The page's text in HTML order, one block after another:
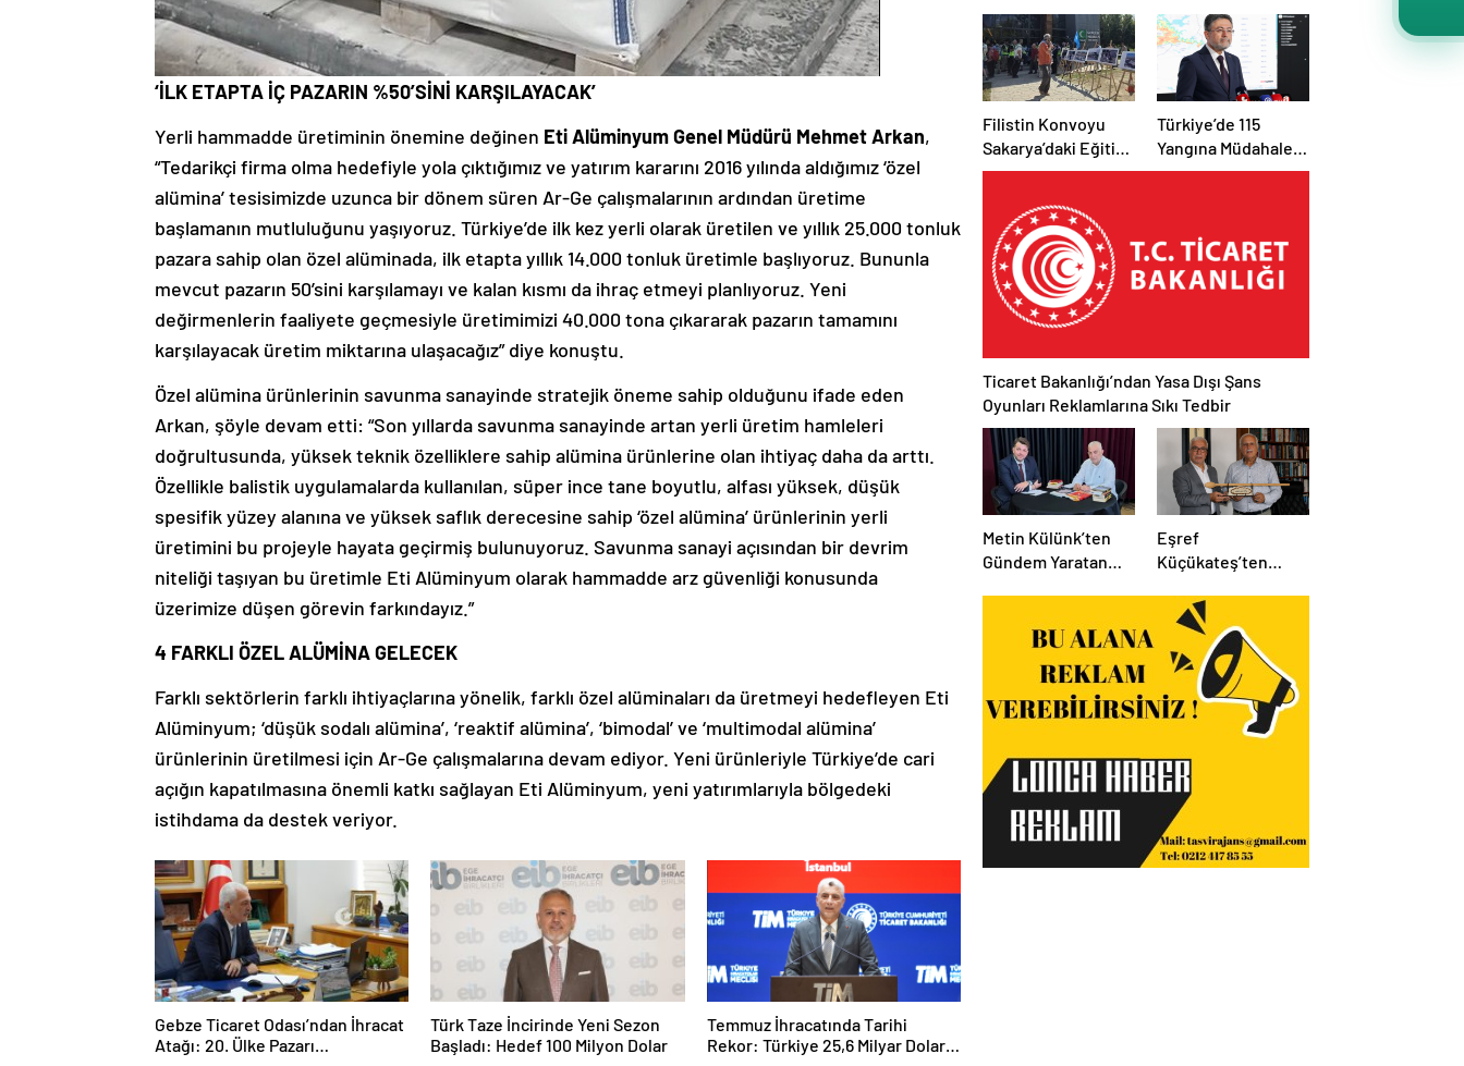
‘İLK ETAPTA İÇ PAZARIN %50’SİNİ KARŞILAYACAK’
Yerli hammadde üretiminin önemine değinen Eti Alüminyum Genel Müdürü Mehmet Arkan,
“Tedarikçi firma olma hedefiyle yola çıktığımız ve yatırım kararını 2016 yılında aldığımız ‘özel
alümina’ tesisimizde uzunca bir dönem süren Ar-Ge çalışmalarının ardından üretime
başlamanın mutluluğunu yaşıyoruz. Türkiye’de ilk kez yerli olarak üretilen ve yıllık 25.000 tonluk
pazara sahip olan özel alüminada, ilk etapta yıllık 14.000 tonluk üretimle başlıyoruz. Bununla
mevcut pazarın 50’sini karşılamayı ve kalan kısmı da ihraç etmeyi planlıyoruz. Yeni
değirmenlerin faaliyete geçmesiyle üretimimizi 40.000 tona çıkararak pazarın tamamını
karşılayacak üretim miktarına ulaşacağız” diye konuştu.
Özel alümina ürünlerinin savunma sanayinde stratejik öneme sahip olduğunu ifade eden
Arkan, şöyle devam etti: “Son yıllarda savunma sanayinde artan yerli üretim hamleleri
doğrultusunda, yüksek teknik özelliklere sahip alümina ürünlerine olan ihtiyaç daha da arttı.
Özellikle balistik uygulamalarda kullanılan, süper ince tane boyutlu, alfası yüksek, düşük
spesifik yüzey alanına ve yüksek saflık derecesine sahip ‘özel alümina’ ürünlerinin yerli
üretimini bu projeyle hayata geçirmiş bulunuyoruz. Savunma sanayi açısından bir devrim
niteliği taşıyan bu üretimle Eti Alüminyum olarak hammadde arz güvenliği konusunda
üzerimize düşen görevin farkındayız.”
4 FARKLI ÖZEL ALÜMİNA GELECEK
Farklı sektörlerin farklı ihtiyaçlarına yönelik, farklı özel alüminaları da üretmeyi hedefleyen Eti
Alüminyum; ‘düşük sodalı alümina’, ‘reaktif alümina’, ‘bimodal’ ve ‘multimodal alümina’
ürünlerinin üretilmesi için Ar-Ge çalışmalarına devam ediyor. Yeni ürünleriyle Türkiye’de cari
açığın kapatılmasına önemli katkı sağlayan Eti Alüminyum, yeni yatırımlarıyla bölgedeki
istihdama da destek veriyor.
Gebze Ticaret Odası’ndan İhracat
Atağı: 20. Ülke Pazarı
Türk Taze İncirinde Yeni Sezon
Başladı: Hedef 100 Milyon Dolar
Temmuz İhracatında Tarihi
Rekor: Türkiye 25,6 Milyar Dolarla
Filistin Konvoyu
Sakarya’daki Eğitim
Kampını
Etabı Başlıyor
Türkiye’de 115
Yangına Müdahale
Edildi: 110’u Kontrol
Ticaret Bakanlığı’ndan Yasa Dışı Şans
Oyunları Reklamlarına Sıkı Tedbir
Metin Külünk’ten
Gündem Yaratan
Siyasete İlişkin
Mesajlar
Eşref
Küçükateş’ten
Hüseyin Avni
Mutlu’ya Anlamlı
Ziyaret